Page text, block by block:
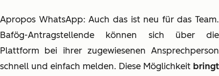
Apropos WhatsApp: Auch das ist neu für das Team.
Bafög-Antragstellende können sich über die
Plattform bei ihrer zugewiesenen Ansprechperson
schnell und einfach melden. Diese Möglichkeit bringt